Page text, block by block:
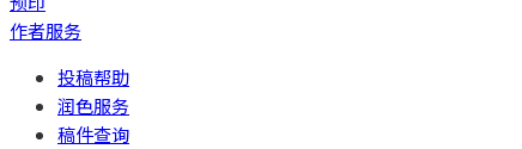
作者服务
投稿帮助
润色服务
稿件查询